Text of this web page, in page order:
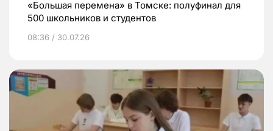
«Большая перемена» в Томске: полуфинал для
500 школьников и студентов
08:36 / 30.07.26